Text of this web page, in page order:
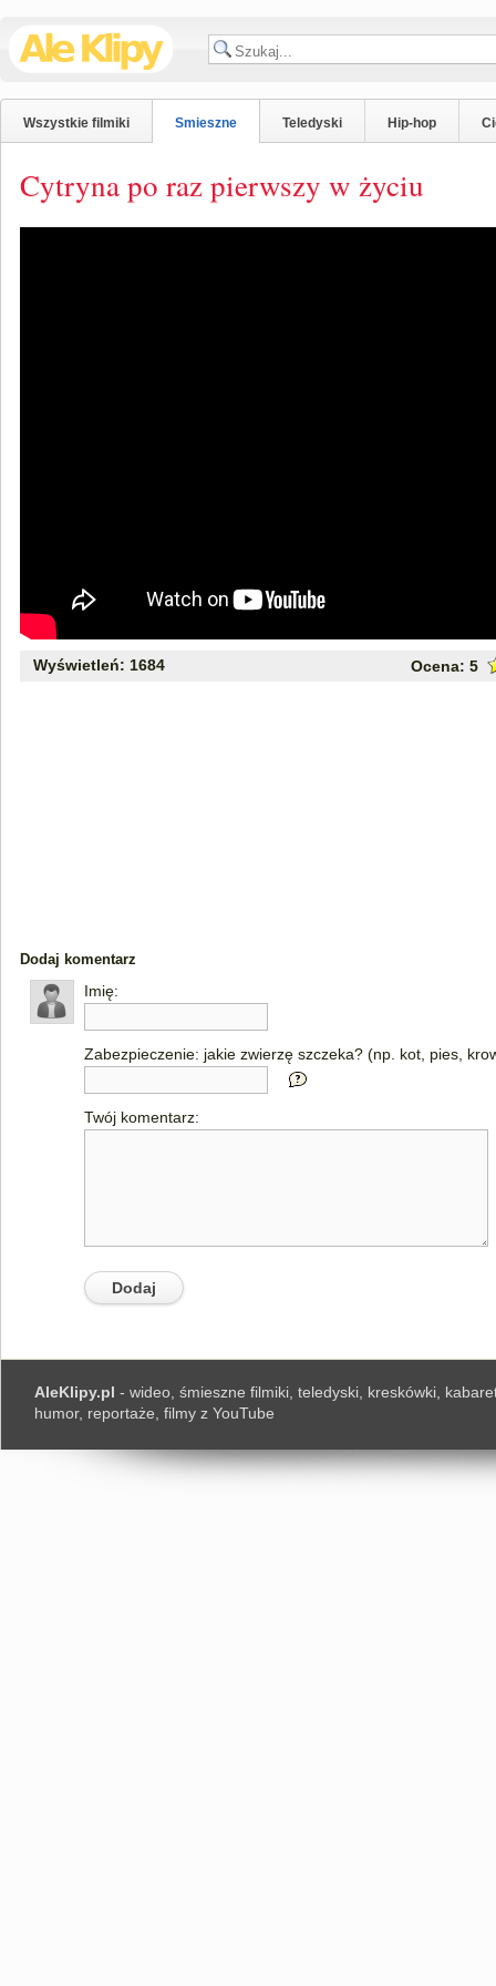
Wszystkie filmiki Smieszne Teledyski Hip-hop
Cytryna po raz pierwszy w życiu
Wyświetleń: 1684 Ocena: 5
Dodaj komentarz
Imię:
Zabezpieczenie: jakie zwierzę szczeka? (np. kot, pies,
Twój komentarz:
AleKlipy.pl - wideo, śmieszne filmiki, teledyski, kreskówki,
humor, reportaże, filmy z YouTube